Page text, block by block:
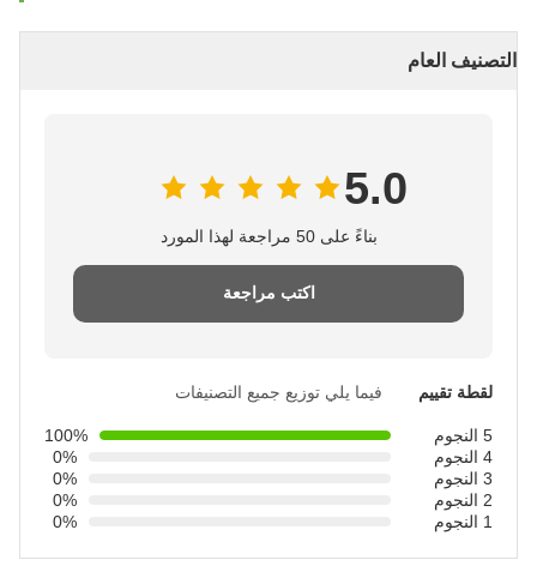
التصنيف العام
5.0
بناءً على 50 مراجعة لهذا المورد
اكتب مراجعة
لقطة تقييم فيما يلي توزيع جميع التصنيفات
5 النجوم
100%
4 النجوم
0%
0%
0%
0%